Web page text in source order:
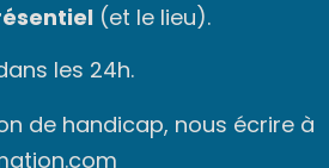
(et le lieu).
les 24h.
de handicap, nous écrire à